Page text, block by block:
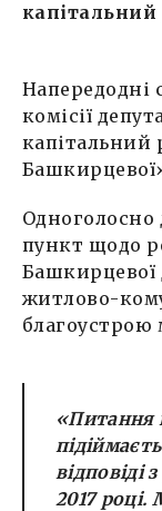
Напередодні
комісії
капітальний
пункт щодо
Башкирцевої
житлово-
благоустрою
«Питання
відповіді
2017 році.